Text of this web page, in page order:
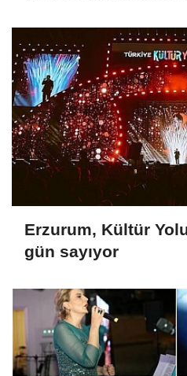
Erzurum, Kültür
gün sayıyor